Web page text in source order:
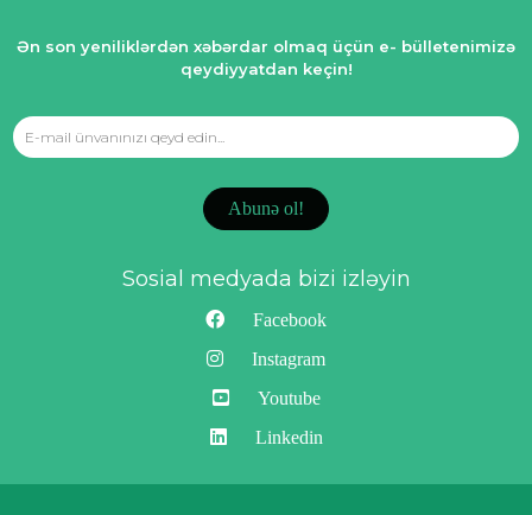
Ən son yeniliklərdən xəbərdar olmaq üçün e- bülletenimizə
qeydiyyatdan keçin!
Abunə ol!
Sosial medyada bizi izləyin
Facebook
Instagram
Youtube
Linkedin